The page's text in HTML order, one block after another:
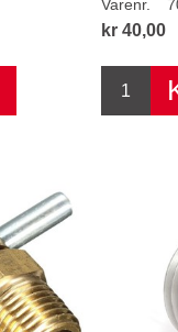
Varenr.
kr 40,00